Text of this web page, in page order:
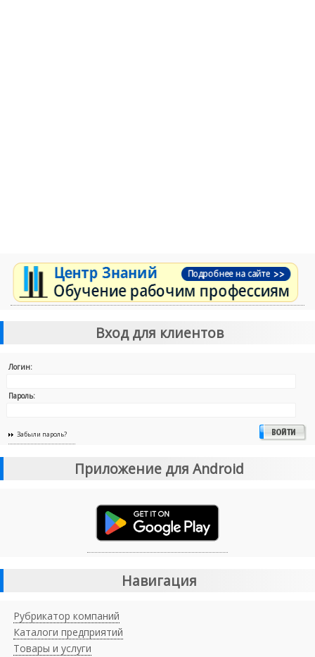
Вход для клиентов
Логин:
Пароль:
Забыли пароль?
Приложение для Android
Навигация
Рубрикатор компаний
Каталоги предприятий
Товары и услуги